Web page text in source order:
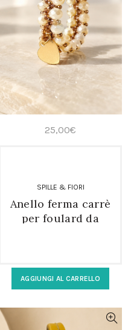
25,00€
SPILLE & FIORI
Anello ferma carrè
per foulard da
AGGIUNGI AL CARRELLO